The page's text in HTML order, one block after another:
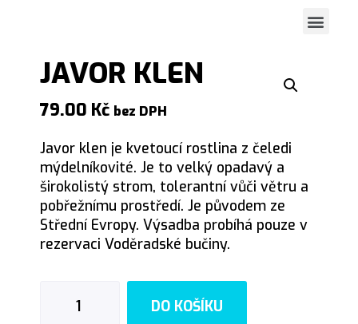
JAVOR KLEN
79.00 Kč bez DPH
Javor klen je kvetoucí rostlina z čeledi
mýdelníkovité. Je to velký opadavý a
širokolistý strom, tolerantní vůči větru a
pobřežnímu prostředí. Je původem ze
Střední Evropy. Výsadba probíhá pouze v
rezervaci Voděradské bučiny.
DO KOŠÍKU